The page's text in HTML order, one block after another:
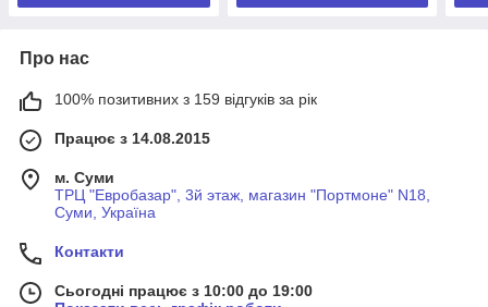
Про нас
100% позитивних з 159 відгуків за рік
Працює з 14.08.2015
м. Суми
ТРЦ "Евробазар", 3й этаж, магазин "Портмоне" N18,
Суми, Україна
Контакти
Сьогодні працює з 10:00 до 19:00